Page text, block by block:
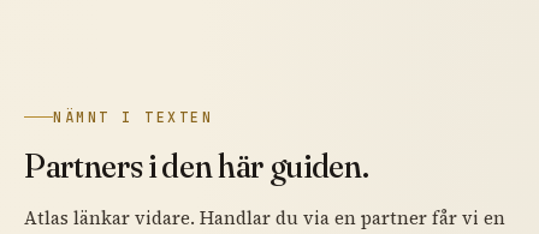
NÄMNT I TEXTEN
Partners i den här guiden.
Atlas länkar vidare. Handlar du via en partner får vi en